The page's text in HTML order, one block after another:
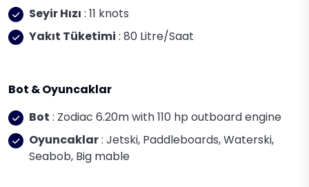
Seyir Hızı : 11 knots
Yakıt Tüketimi : 80 Litre/Saat
Bot & Oyuncaklar
Bot : Zodiac 6.20m with 110 hp outboard engine
Oyuncaklar: Jetski, Paddleboards, Waterski,
Seabob, Big mable